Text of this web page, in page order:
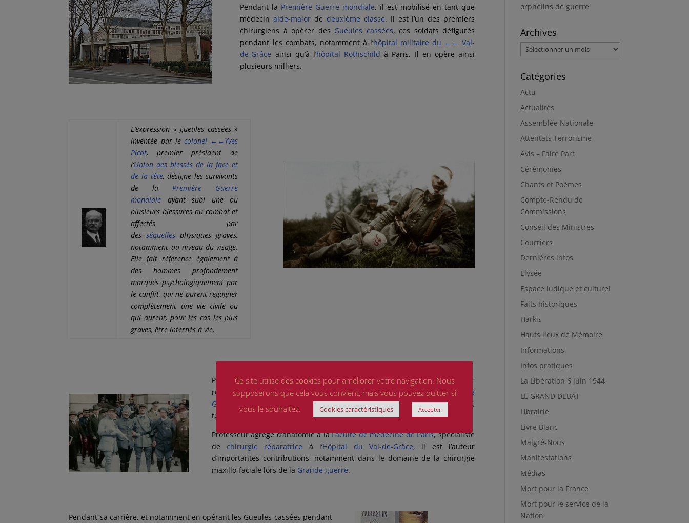
Pendant la Première Guerre mondiale, il est mobilisé en tant que
médecinaide-major de deuxième classe. Il est l’un des premiers
chirurgiens à opérer des Gueules cassées, ces soldats défigurés
pendant les combats, notamment à l’hôpital militaire du ←← Val-
de-Grâce ainsi qu’à l’hôpital Rothschild à Paris. Il en opère ainsi
plusieurs milliers.
L’expression « gueules cassées »
inventée par lecolonel ←← Yves
Picot, premier président de
l’Union des blessés de la face et
de la tête, désigne les survivants
de la Première Guerre
mondiale ayant subi une ou
plusieurs blessures au combat et
affectés par
desséquelles physiques graves,
notamment au niveau du visage.
Elle fait référence également à
des hommes profondément
marqués psychologiquement par
le conflit, qui ne purent regagner
complètement une vie civile ou
qui durent, pour les cas les plus
graves, être internés à vie.
Pionnier de lachirurgie esthétique, il est notamment connu pour avoir
réparé les visages de nombreux soldats défigurés pendant laPremière
Guerre mondiale
(les « Gueules cassées»), en inventant des techniques
toujours utilisées en médecine contemporaine.
Professeur agrégé d’anatomie à laFaculté de médecine de Paris, spécialiste
de chirurgie réparatrice à l’Hôpital du Val-de-Grâce, il est l’auteur
d’importantes contributions, notamment dans le domaine de la chirurgie
maxillo-faciale lors de la Grande guerre.
Pendant sa carrière, et notamment en opérant les Gueules cassées pendant
orphelins de guerre
Archives
Archives
Catégories
Actu
Actualités
Assemblée Nationale
Attentats Terrorisme
Avis – Faire Part
Cérémonies
Chants et Poèmes
Compte-Rendu de
Commissions
Conseil des Ministres
Courriers
Dernières infos
Elysée
Espace ludique et culturel
Faits historiques
Harkis
Hauts lieux de Mémoire
Informations
Infos pratiques
La Libération 6 juin 1944
LE GRAND DEBAT
Librairie
Livre Blanc
Malgré-Nous
Manifestations
Médias
Mort pour la France
Mort pour le service de la
Nation
Ce site utilise des cookies pour améliorer votre navigation. Nous
supposerons que cela vous convient, mais vous pouvez quitter si
vous le souhaitez.
Cookies caractéristiques Accepter